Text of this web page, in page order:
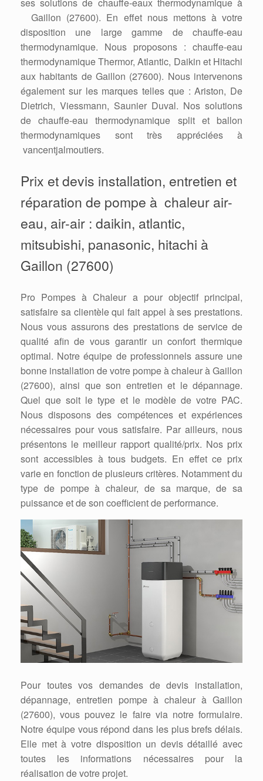
Gaillon (27600). En effet nous mettons à votre
disposition une large gamme de chauffe-eau
thermodynamique. Nous proposons : chauffe-eau
thermodynamique Thermor, Atlantic, Daikin et Hitachi
aux habitants de Gaillon (27600). Nous intervenons
également sur les marques telles que : Ariston, De
Dietrich, Viessmann, Saunier Duval. Nos solutions
de chauffe-eau thermodynamique split et ballon
thermodynamiques sont très appréciées à
vancentjalmoutiers.
Prix et devis installation, entretien et
réparation de pompe à chaleur air-
eau, air-air : daikin, atlantic,
mitsubishi, panasonic, hitachi à
Gaillon (27600)
Pro Pompes à Chaleur a pour objectif principal,
satisfaire sa clientèle qui fait appel à ses prestations.
Nous vous assurons des prestations de service de
qualité afin de vous garantir un confort thermique
optimal. Notre équipe de professionnels assure une
bonne installation de votre pompe à chaleur à Gaillon
(27600), ainsi que son entretien et le dépannage.
Quel que soit le type et le modèle de votre PAC.
Nous disposons des compétences et expériences
nécessaires pour vous satisfaire. Par ailleurs, nous
présentons le meilleur rapport qualité/prix. Nos prix
sont accessibles à tous budgets. En effet ce prix
varie en fonction de plusieurs critères. Notamment du
type de pompe à chaleur, de sa marque, de sa
puissance et de son coefficient de performance.
Pour toutes vos demandes de devis installation,
dépannage, entretien pompe à chaleur à Gaillon
(27600), vous pouvez le faire via notre formulaire.
Notre équipe vous répond dans les plus brefs délais.
Elle met à votre disposition un devis détaillé avec
toutes les informations nécessaires pour la
réalisation de votre projet.